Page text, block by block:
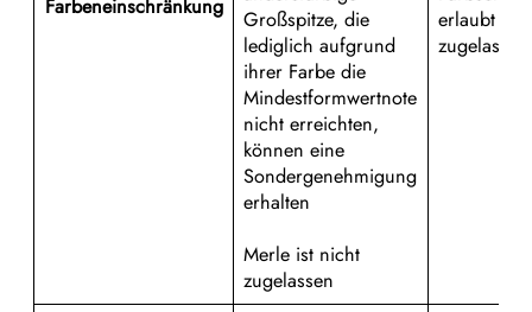
Farbeneinschränkung
Großspitze, die
lediglich aufgrund
ihrer Farbe die
Mindestformwertnote
nicht erreichten,
können eine
Sondergenehmigung
erhalten
Merle ist nicht
zugelassen
erlaubt
zugelassen